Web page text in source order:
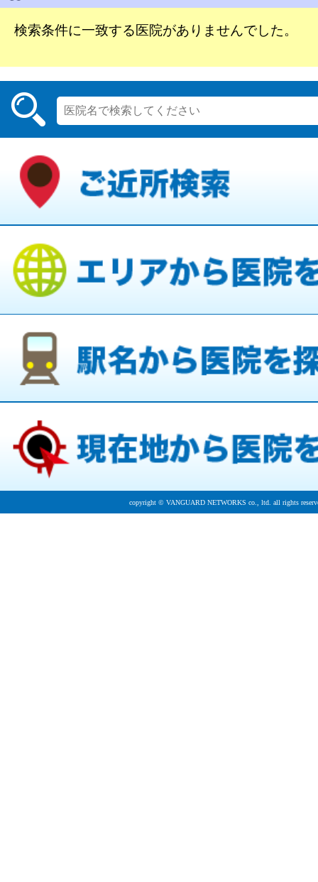
検索条件に一致する医院がありませんでした。
copyright © VANGUARD NETWORKS co., ltd. all rights